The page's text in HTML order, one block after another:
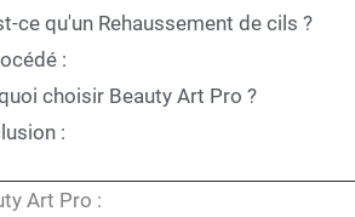
ce qu'un Rehaussement de cils ?
:
choisir Beauty Art Pro ?
:
Art Pro :